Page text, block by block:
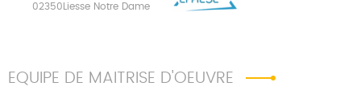
02350Liesse Notre Dame
EQUIPE DE MAITRISE D'OEUVRE